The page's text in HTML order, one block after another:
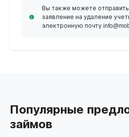
Вы также можете
заявление на удаление
электронную почту
Популярные
займов